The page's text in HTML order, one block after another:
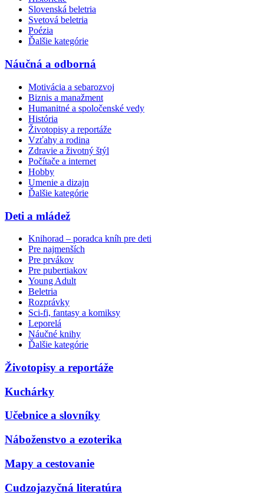
Slovenská beletria
Svetová beletria
Poézia
Ďalšie kategórie
Náučná a odborná
Motivácia a sebarozvoj
Biznis a manažment
Humanitné a spoločenské vedy
História
Životopisy a reportáže
Vzťahy a rodina
Zdravie a životný štýl
Počítače a internet
Hobby
Umenie a dizajn
Ďalšie kategórie
Deti a mládež
Knihorad – poradca kníh pre deti
Pre najmenších
Pre prvákov
Pre pubertiakov
Young Adult
Beletria
Rozprávky
Sci-fi, fantasy a komiksy
Leporelá
Náučné knihy
Ďalšie kategórie
Životopisy a reportáže
Kuchárky
Učebnice a slovníky
Náboženstvo a ezoterika
Mapy a cestovanie
Cudzojazyčná literatúra